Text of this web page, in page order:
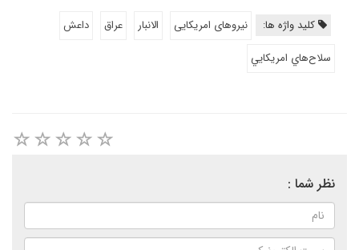
کلید واژه ها: نیروهای امریکایی الانبار عراق
داعش
سلاح‌هاي امريكايي
نظر شما :